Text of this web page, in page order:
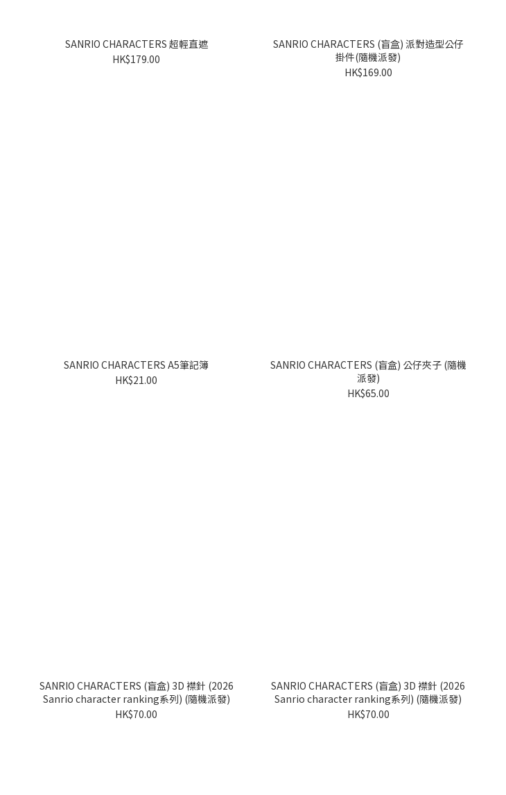
SANRIO CHARACTERS 超輕直遮
HK$179.00
SANRIO CHARACTERS (盲盒) 派對造型公仔
掛件(隨機派發)
HK$169.00
SANRIO CHARACTERS A5筆記簿
HK$21.00
SANRIO CHARACTERS (盲盒) 公仔夾子 (隨機
派發)
HK$65.00
SANRIO CHARACTERS (盲盒) 3D 襟針 (2026
Sanrio character ranking系列) (隨機派發)
HK$70.00
SANRIO CHARACTERS (盲盒) 3D 襟針 (2026
Sanrio character ranking系列) (隨機派發)
HK$70.00